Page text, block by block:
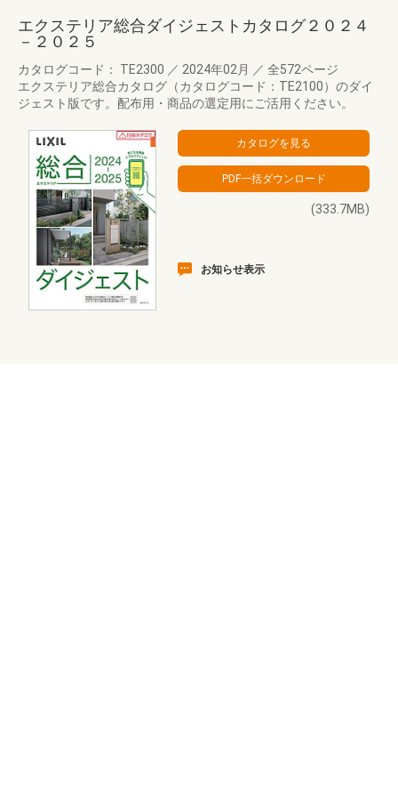
エクステリア総合ダイジェストカタログ２０２４
－２０２５
カタログコード： TE2300 ／ 2024年02月 ／ 全572ページ
エクステリア総合カタログ（カタログコード：TE2100）のダイ
ジェスト版です。配布用・商品の選定用にご活用ください。
(333.7MB)
お知らせ表示